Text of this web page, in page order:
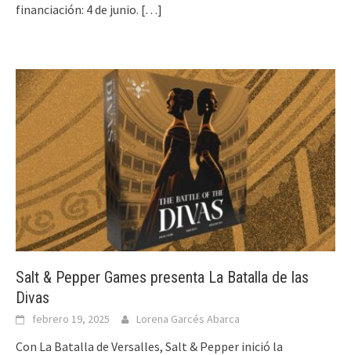
financiación: 4 de junio. […]
Salt & Pepper Games presenta La Batalla de las
Divas
febrero 19, 2025 Lorena Garcés Abarca
Con La Batalla de Versalles, Salt & Pepper inició la